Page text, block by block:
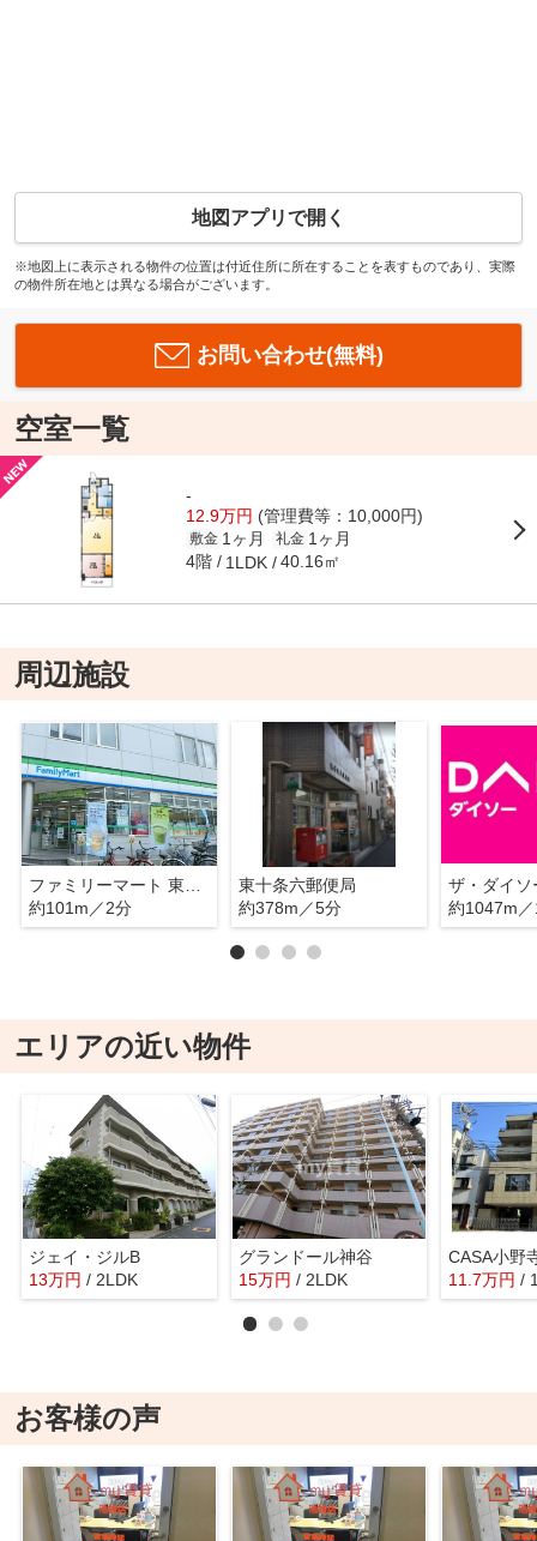
地図アプリで開く
※地図上に表示される物件の位置は付近住所に所在することを表すものであり、実際
の物件所在地とは異なる場合がございます。
お問い合わせ(無料)
空室一覧
-
12.9万円 (管理費等：10,000円)
敷金 1ヶ月 礼金 1ヶ月
4階 1LDK 40.16㎡
周辺施設
約101m／2分
東十条六郵便局
約378m／5分
約1047m
エリアの近い物件
ジェイ・ジルB
13万円 / 2LDK
グランドール神谷
15万円 / 2LDK
CASA小野
11.7万円 /
お客様の声